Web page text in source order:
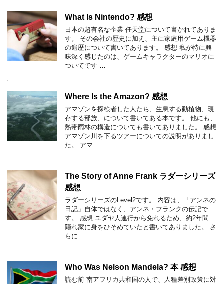
What Is Nintendo? 感想
日本の超有名な企業 任天堂について書かれてありま
す。 その会社の歴史に加え、主に家庭用ゲーム機器
の遍歴について書いてあります。 感想 私が特に興
味深く感じたのは、ゲームキャラクターのマリオに
ついてです …
Where Is the Amazon? 感想
アマゾンを探検者した人たち、生息する動植物、現
存する部族、について書いてある本です。 他にも、
熱帯雨林の構造についても書いてありました。 感想
アマゾン川を下るツアーについての説明がありまし
た。 アマ …
The Story of Anne Frank ラダーシリーズ
感想
ラダーシリーズのLevel2です。 内容は、「アンネの
日記」自体ではなく、アンネ・フランクの伝記で
す。 感想 ユダヤ人連行から免れるため、約2年間
隠れ家に身をひそめていたと書いてありました。 さ
らに …
Who Was Nelson Mandela? 本 感想
読む前 南アフリカ共和国の人で、人種差別政策に対